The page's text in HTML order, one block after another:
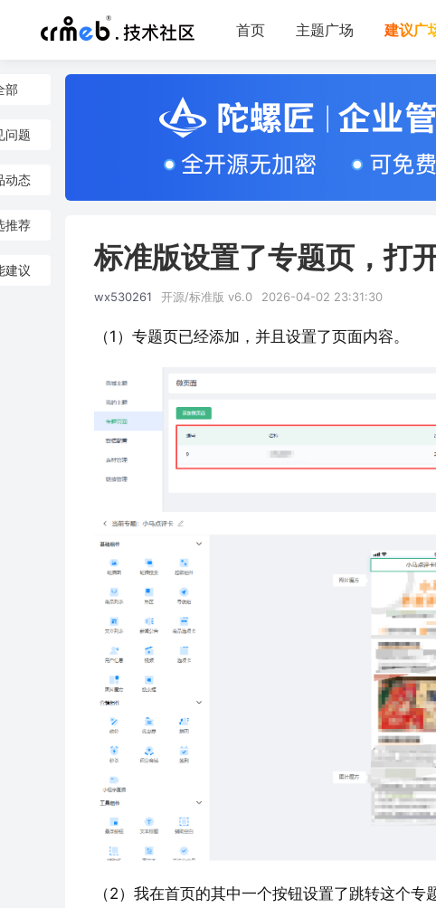
首页 主题广场 建议广
部
问题
动态
推荐
建议 标准版设置了专题页，打
wx530261 开源/标准版 v6.0 2026-04-02 23:31:30
（1）专题页已经添加，并且设置了页面内容。
（2）我在首页的其中一个按钮设置了跳转这个